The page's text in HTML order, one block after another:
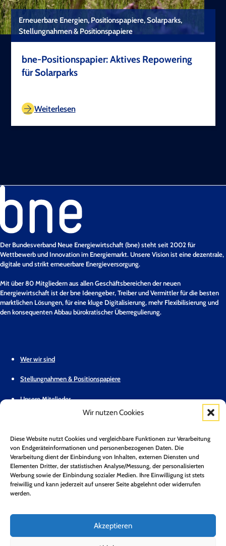
Wir nutzen Cookies
Diese Website nutzt Cookies und vergleichbare Funktionen zur Verarbeitung
von Endgeräteinformationen und personenbezogenen Daten. Die
Verarbeitung dient der Einbindung von Inhalten, externen Diensten und
Elementen Dritter, der statistischen Analyse/Messung, der personalisierten
Werbung sowie der Einbindung sozialer Medien. Ihre Einwilligung ist stets
freiwillig und kann jederzeit auf unserer Seite abgelehnt oder widerrufen
werden.
Akzeptieren
Erneuerbare Energien, Positionspapiere, Solarparks,
Stellungnahmen & Positionspapiere
bne-Positionspapier: Aktives Repowering
für Solarparks
Weiterlesen
Der Bundesverband Neue Energiewirtschaft (bne) steht seit 2002 für
Wettbewerb und Innovation im Energiemarkt. Unsere Vision ist eine dezentrale,
digitale und strikt erneuerbare Energieversorgung.
Mit über 80 Mitgliedern aus allen Geschäftsbereichen der neuen
Energiewirtschaft ist der bne Ideengeber, Treiber und Vermittler für die besten
marktlichen Lösungen, für eine kluge Digitalisierung, mehr Flexibilisierung und
den konsequenten Abbau bürokratischer Überregulierung.
Wer wir sind
Stellungnahmen & Positionspapiere
Unsere Mitglieder
Pressemitteilungen
Mitglied werden
Kontakt